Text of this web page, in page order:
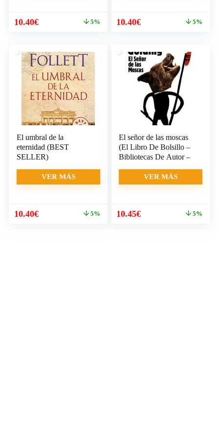
El
era:
10.95€.
10.40€El
es:
10.40€.
5%
El
era:
10.95€.
10.40€El
es:
10.40€.
5%
El umbral de la
eternidad (BEST
SELLER)
VER MÁS
El
10.40€El
5%
El señor de las moscas
(El Libro De Bolsillo –
Bibliotecas De Autor –
VER MÁS
El
10.45€El
5%